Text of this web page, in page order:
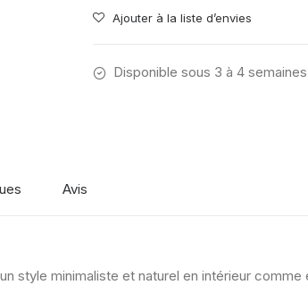
Ajouter à la liste d’envies
Disponible sous 3 à 4 semaines
Avis
style minimaliste et naturel en intérieur comme